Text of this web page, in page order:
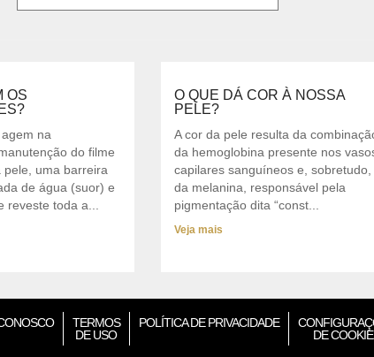
OS
na
do filme
pele, uma barreira
de água (suor) e
reveste toda a...
O QUE DÁ COR À NOSSA
PELE?
A cor da pele resulta da
da hemoglobina presente nos
capilares sanguíneos e, sobretudo,
da melanina, responsável pela
pigmentação dita “const...
Veja mais
TERMOS
DE USO
POLÍTICA DE PRIVACIDADE
DE